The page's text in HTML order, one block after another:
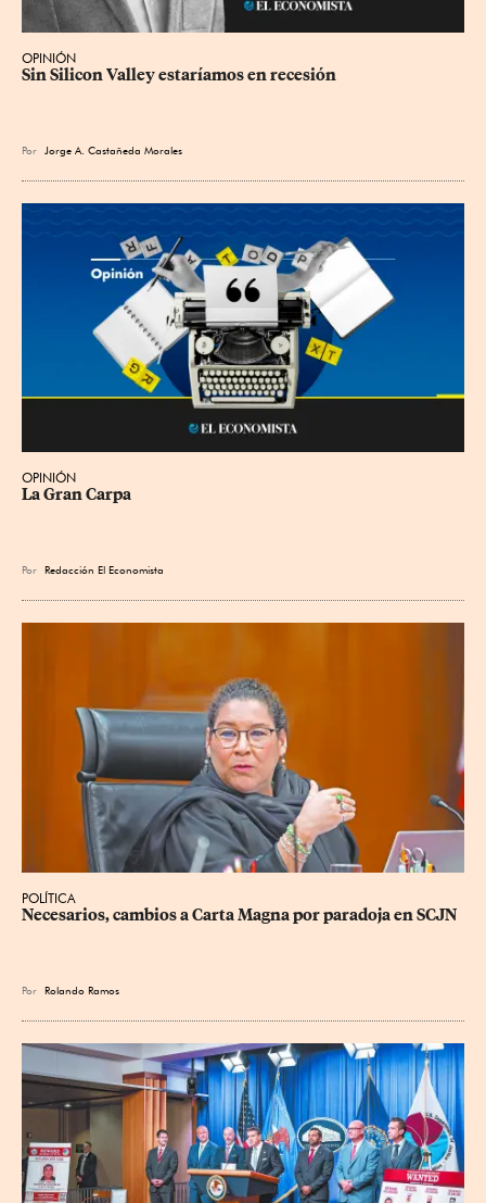
OPINIÓN
Sin Silicon Valley estaríamos en recesión
Por Jorge A. Castañeda Morales
OPINIÓN
La Gran Carpa
Por Redacción El Economista
POLÍTICA
Necesarios, cambios a Carta Magna por paradoja en SCJN
Por Rolando Ramos